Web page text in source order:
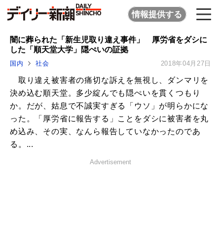
情報提供する
闇に葬られた「新生児取り違え事件」 厚労省をダシに
した「順天堂大学」隠ぺいの証拠
国内 社会 2018年04月27日
取り違え被害者の痛切な訴えを無視し、ダンマリを
決め込む順天堂。多少綻んでも隠ぺいを貫くつもり
か。だが、姑息で不誠実すぎる「ウソ」が明らかにな
った。「厚労省に報告する」ことをダシに被害者を丸
め込み、その実、なんら報告していなかったのであ
る。...
Advertisement